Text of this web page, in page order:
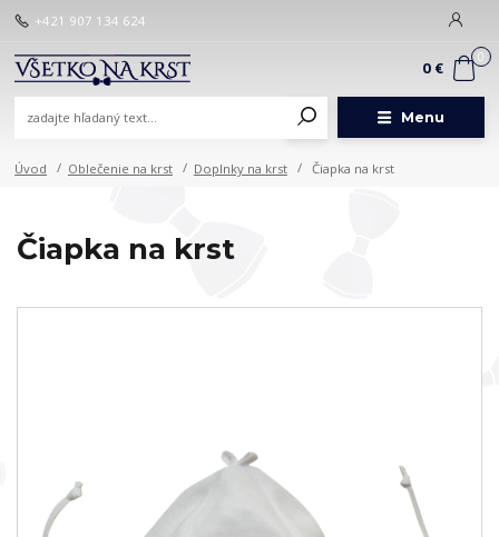
Menu
+421 907 134 624
0
0 €
Úvod Oblečenie na krst Doplnky na krst Čiapka na krst
Čiapka na krst